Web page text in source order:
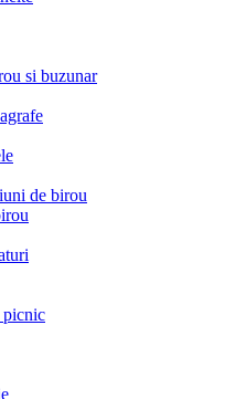
si buzunar
de birou